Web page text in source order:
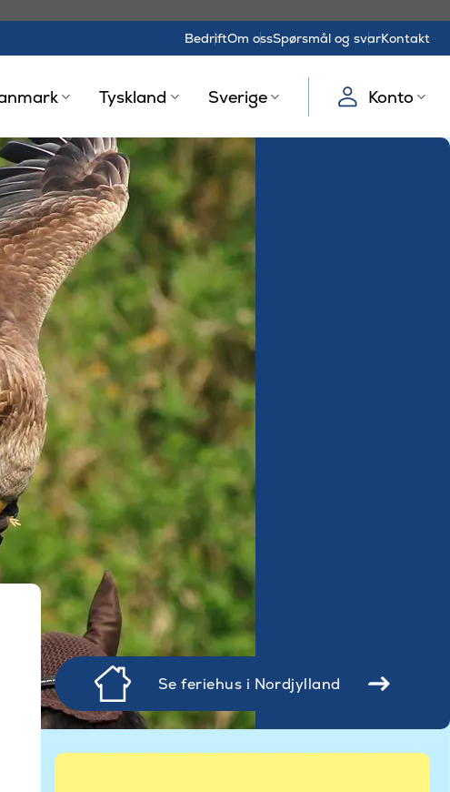
BedriftOm ossSpørsmål og svarKontakt
Tyskland Sverige Konto
Se feriehus i Nordjylland